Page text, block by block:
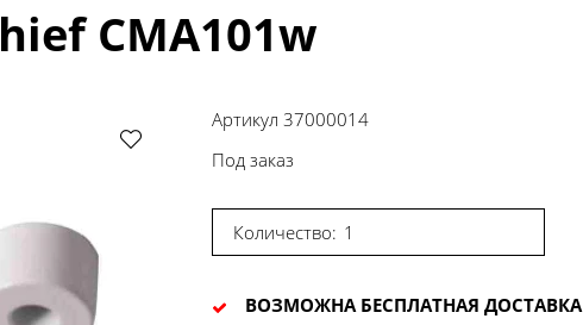
CMA101w
Артикул 37000014
Под заказ
Количество:
ВОЗМОЖНА БЕСПЛАТНАЯ ДОСТАВКА